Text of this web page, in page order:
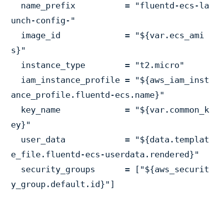
name_prefix          = "fluentd-ecs-la
unch-config-"
image_id             = "${var.ecs_ami
s}"
instance_type        = "t2.micro"
iam_instance_profile = "${aws_iam_inst
ance_profile.fluentd-ecs.name}"
key_name             = "${var.common_k
ey}"
user_data            = "${data.templat
e_file.fluentd-ecs-userdata.rendered}"
security_groups      = ["${aws_securit
y_group.default.id}"]